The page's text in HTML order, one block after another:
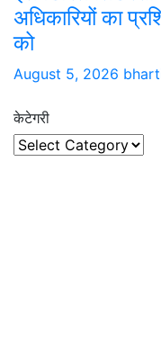
अधिकारियों का
को
August 5, 2026
केटेगरी
केटेगरी